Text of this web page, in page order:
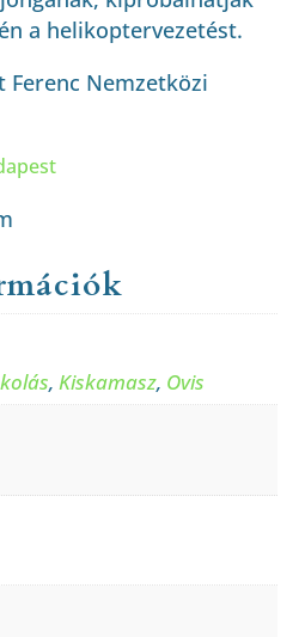
a helikoptervezetést.
Ferenc Nemzetközi
,Kiskamasz, Ovis